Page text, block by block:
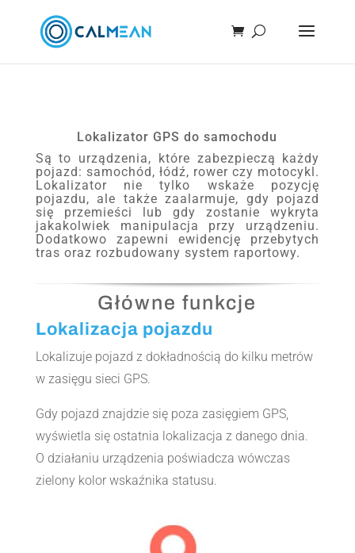
Lokalizator GPS do samochodu
Są to urządzenia, które zabezpieczą każdy
pojazd: samochód, łódź, rower czy motocykl.
Lokalizator nie tylko wskaże pozycję
pojazdu, ale także zaalarmuje, gdy pojazd
się przemieści lub gdy zostanie wykryta
jakakolwiek manipulacja przy urządzeniu.
Dodatkowo zapewni ewidencję przebytych
tras oraz rozbudowany system raportowy.
Główne funkcje
Lokalizacja pojazdu
Lokalizuje pojazd z dokładnością do kilku metrów
w zasięgu sieci GPS.
Gdy pojazd znajdzie się poza zasięgiem GPS,
wyświetla się ostatnia lokalizacja z danego dnia.
O działaniu urządzenia poświadcza wówczas
zielony kolor wskaźnika statusu.